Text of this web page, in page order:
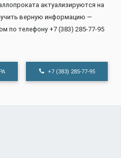
актуализируются на
верную информацию —
по телефону +7 (383) 285-77-95
+7 (383) 285-77-95